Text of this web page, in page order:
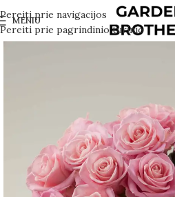
Pereiti prie navigacijos
Pereiti prie pagrindinio turinio
MENIU